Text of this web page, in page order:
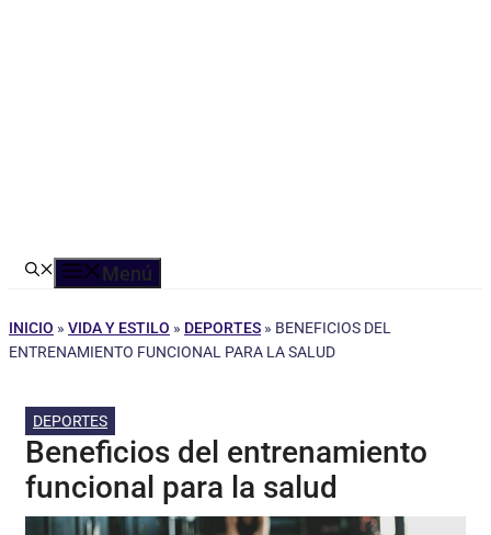
Menú
INICIO » VIDA Y ESTILO » DEPORTES » BENEFICIOS DEL
ENTRENAMIENTO FUNCIONAL PARA LA SALUD
DEPORTES
Beneficios del entrenamiento
funcional para la salud